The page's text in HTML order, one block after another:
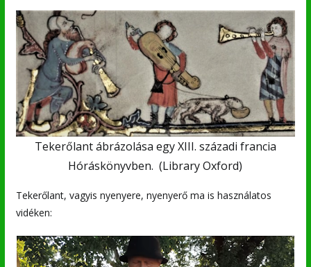
Tekerőlant ábrázolása egy XIII. századi francia
Hóráskönyvben. (Library Oxford)
Tekerőlant, vagyis nyenyere, nyenyerő ma is használatos
vidéken: